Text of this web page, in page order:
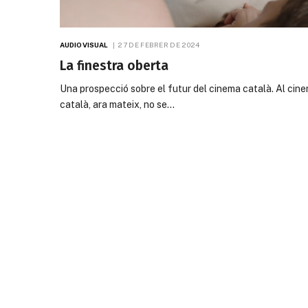
AUDIOVISUAL 27 DE FEBRER DE 2024
La finestra oberta
Una prospecció sobre el futur del cinema català. Al
català, ara mateix, no se…